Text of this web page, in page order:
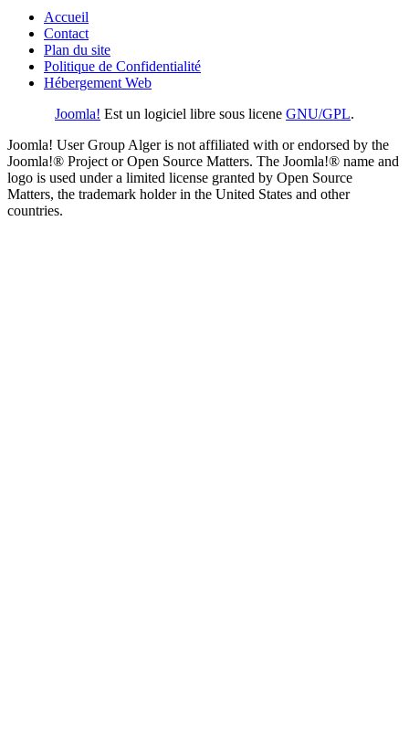
Accueil
Contact
Plan du site
Politique de Confidentialité
Hébergement Web
Joomla! Est un logiciel libre sous licene GNU/GPL.
Joomla! User Group Alger is not affiliated with or endorsed by the
Joomla!® Project or Open Source Matters. The Joomla!® name and
logo is used under a limited license granted by Open Source
Matters, the trademark holder in the United States and other
countries.